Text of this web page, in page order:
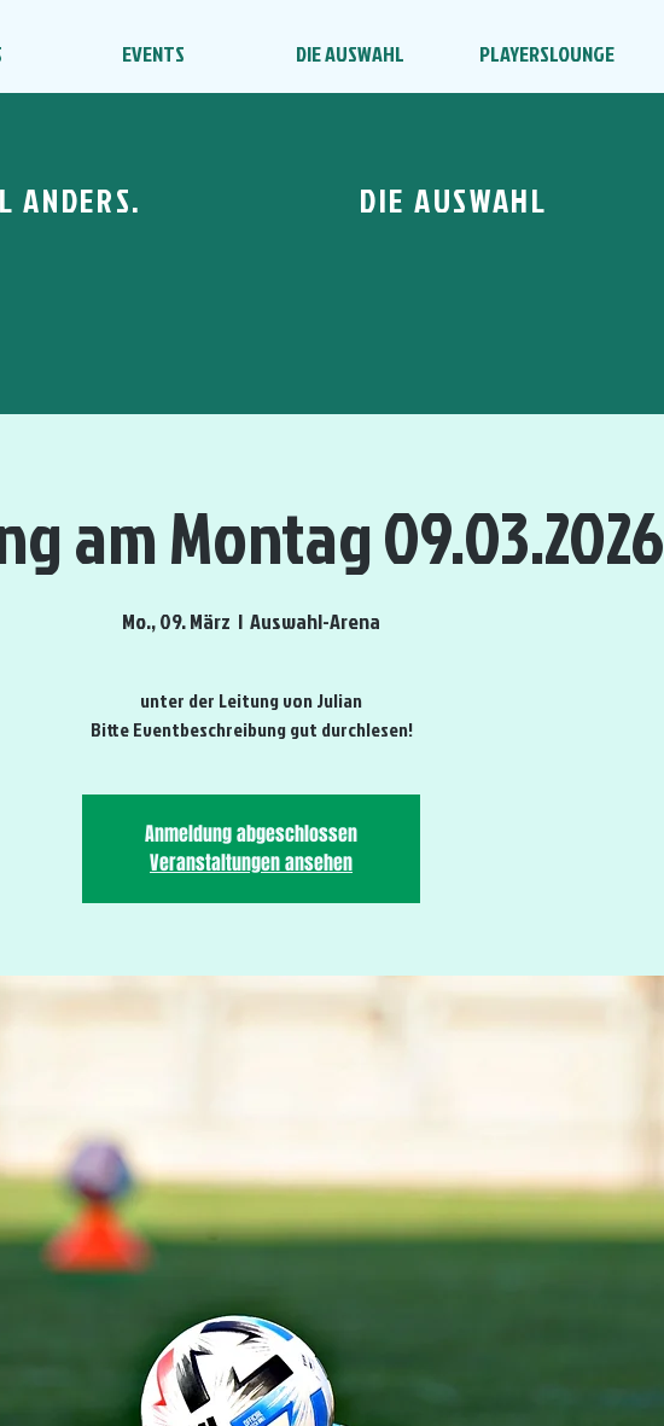
EVENTS DIE AUSWAHL PLAYERSLOUNGE
ANDERS. DIE AUSWAHL
am Montag 09.03.2026
Mo., 09. März
  |
Auswahl-Arena
unter der Leitung von Julian
Bitte Eventbeschreibung gut durchlesen!
Anmeldung abgeschlossen
Veranstaltungen ansehen